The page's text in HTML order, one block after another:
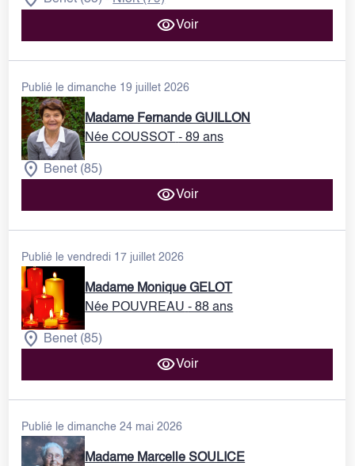
Voir
Publié le dimanche 19 juillet 2026
Madame Fernande GUILLON
Née COUSSOT - 89 ans
Benet (85)
Voir
Publié le vendredi 17 juillet 2026
Madame Monique GELOT
Née POUVREAU - 88 ans
Benet (85)
Voir
Publié le dimanche 24 mai 2026
Madame Marcelle SOULICE